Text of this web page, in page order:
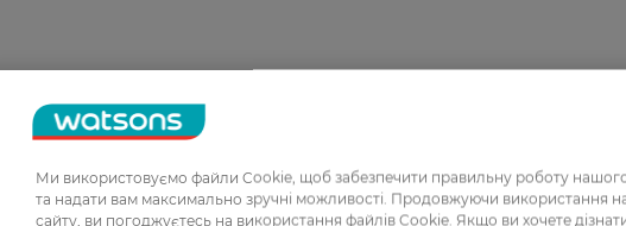
Ми використовуємо файли Cookie, щоб забезпечити правильну роботу
та надати вам максимально зручні можливості. Продовжуючи використання
сайту, ви погоджуєтесь на використання файлів Cookie. Якщо ви хочете